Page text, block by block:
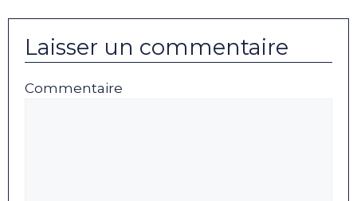
Laisser un commentaire
Commentaire